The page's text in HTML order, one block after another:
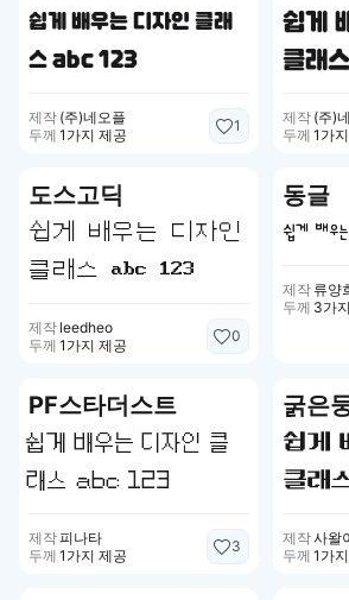
쉽게 배우는 디자인 클래
스 abc 123
제작 (주)네오플
두께 1가지 제공
1
쉽게
클래
제작 (주)
두께 1가
도스고딕
쉽게 배우는 디자인
클래스 abc 123
제작 leedheo
두께 1가지 제공
0
동글
쉽게 배우
제작 류양
두께 3가
PF스타더스트
쉽게 배우는 디자인 클
래스 abc 123
제작피나타
두께 1가지 제공
3
굵은
쉽게
클래
제작사왈
두께 1가